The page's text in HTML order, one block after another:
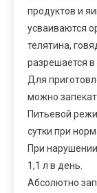
продуктов и
усваиваются
телятина,
разрешается
Для
можно
Питьевой
сутки при
При
1,1 л в день.
Абсолютно